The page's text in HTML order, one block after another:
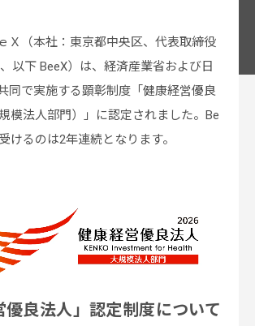
Ｘ（本社：東京都中央区、代表取締役
以下 BeeX）は、経済産業省および日
同で実施する顕彰制度「健康経営優良
模法人部門）」に認定されました。Be
けるのは2年連続となります。
優良法人」認定制度について